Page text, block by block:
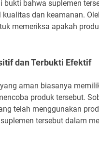
bahwa suplemen
dan keamanan.
memeriksa apakah
dan Terbukti Efektif
aman biasanya
produk tersebut.
telah menggunakan
tersebut dalam